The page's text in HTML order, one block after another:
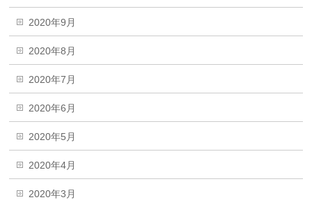
2020年9月
2020年8月
2020年7月
2020年6月
2020年5月
2020年4月
2020年3月